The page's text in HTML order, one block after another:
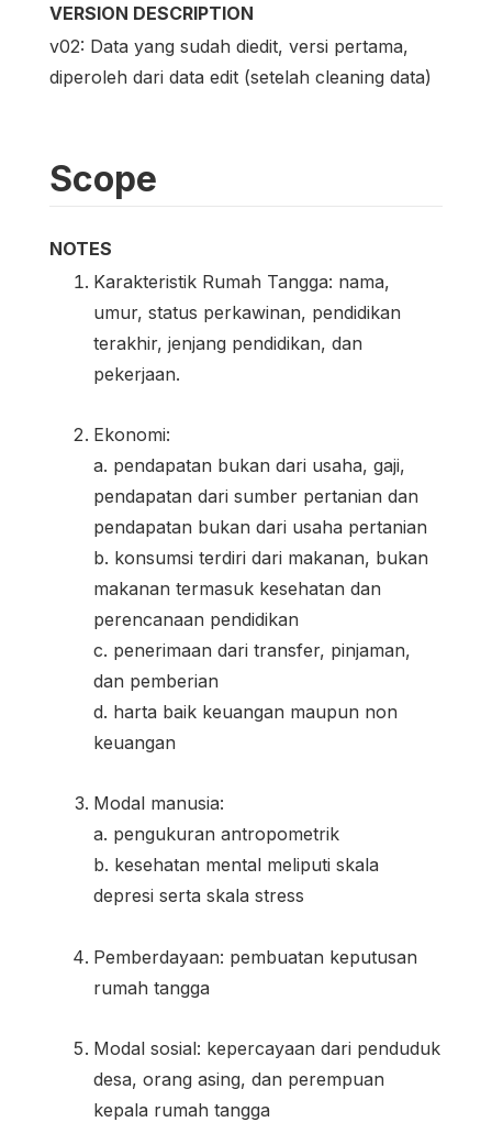
VERSION DESCRIPTION
v02: Data yang sudah diedit, versi pertama,
diperoleh dari data edit (setelah cleaning data)
Scope
NOTES
Karakteristik Rumah Tangga: nama,
umur, status perkawinan, pendidikan
terakhir, jenjang pendidikan, dan
pekerjaan.
Ekonomi:
a. pendapatan bukan dari usaha, gaji,
pendapatan dari sumber pertanian dan
pendapatan bukan dari usaha pertanian
b. konsumsi terdiri dari makanan, bukan
makanan termasuk kesehatan dan
perencanaan pendidikan
c. penerimaan dari transfer, pinjaman,
dan pemberian
d. harta baik keuangan maupun non
keuangan
Modal manusia:
a. pengukuran antropometrik
b. kesehatan mental meliputi skala
depresi serta skala stress
Pemberdayaan: pembuatan keputusan
rumah tangga
Modal sosial: kepercayaan dari penduduk
desa, orang asing, dan perempuan
kepala rumah tangga